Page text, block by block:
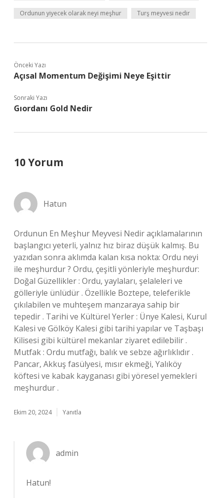
Ordunun yiyecek olarak neyi meşhur Turş meyvesi nedir
Önceki Yazı
Açısal Momentum Değişimi Neye Eşittir
Sonraki Yazı
Gıordanı Gold Nedir
10 Yorum
Hatun
Ordunun En Meşhur Meyvesi Nedir açıklamalarının
başlangıcı yeterli, yalnız hız biraz düşük kalmış. Bu
yazıdan sonra aklımda kalan kısa nokta: Ordu neyi
ile meşhurdur ? Ordu, çeşitli yönleriyle meşhurdur:
Doğal Güzellikler : Ordu, yaylaları, şelaleleri ve
gölleriyle ünlüdür . Özellikle Boztepe, teleferikle
çıkılabilen ve muhteşem manzaraya sahip bir
tepedir . Tarihi ve Kültürel Yerler : Ünye Kalesi, Kurul
Kalesi ve Gölköy Kalesi gibi tarihi yapılar ve Taşbaşı
Kilisesi gibi kültürel mekanlar ziyaret edilebilir .
Mutfak : Ordu mutfağı, balık ve sebze ağırlıklıdır .
Pancar, Akkuş fasülyesi, mısır ekmeği, Yalıköy
köftesi ve kabak kayganası gibi yöresel yemekleri
meşhurdur .
Ekim 20, 2024 Yanıtla
admin
Hatun!